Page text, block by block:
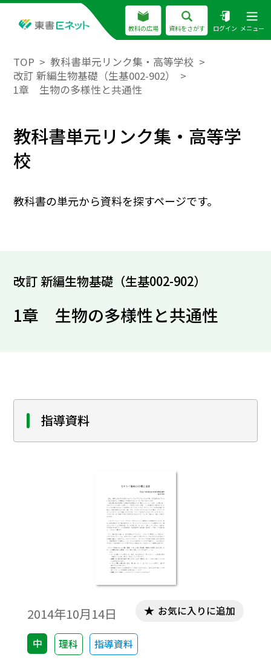
教科の広場 資料をさがす ログイン メニュー
TOP
教科書単元リンク集・高等学校
改訂 新編生物基礎（生基002-902）
1章 生物の多様性と共通性
教科書単元リンク集・高等学
校
教科書の単元から資料を探すページです。
改訂 新編生物基礎（生基002-902）
1章 生物の多様性と共通性
指導資料
2014年10月14日
中 理科 指導資料
お気に入りに追加